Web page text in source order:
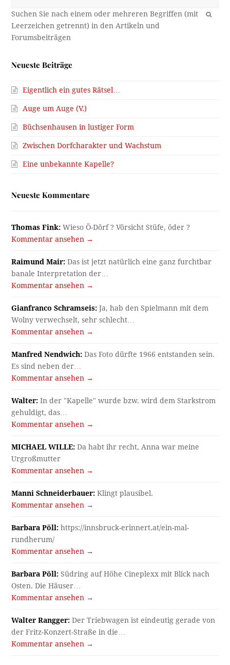
OK
Neueste Beiträge
Eigentlich ein gutes Rätsel…
Auge um Auge (V.)
Büchsenhausen in lustiger Form
Zwischen Dorfcharakter und Wachstum
Eine unbekannte Kapelle?
Neueste Kommentare
Thomas Fink: Wieso Ö-Dörf ? Vörsicht Stüfe, öder ?
Kommentar ansehen →
Raimund Mair: Das ist jetzt natürlich eine ganz furchtbar
banale Interpretation der…
Kommentar ansehen →
Gianfranco Schramseis: Ja, hab den Spielmann mit dem
Wolny verwechselt, sehr schlecht…
Kommentar ansehen →
Manfred Nendwich: Das Foto dürfte 1966 entstanden sein.
Es sind neben der…
Kommentar ansehen →
Walter: In der "Kapelle" wurde bzw. wird dem Starkstrom
gehuldigt, das…
Kommentar ansehen →
MICHAEL WILLE: Da habt ihr recht, Anna war meine
Urgroßmutter
Kommentar ansehen →
Manni Schneiderbauer: Klingt plausibel.
Kommentar ansehen →
Barbara Pöll: https://innsbruck-erinnert.at/ein-mal-
rundherum/
Kommentar ansehen →
Barbara Pöll: Südring auf Höhe Cineplexx mit Blick nach
Osten. Die Häuser…
Kommentar ansehen →
Walter Rangger: Der Triebwagen ist eindeutig gerade von
der Fritz-Konzert-Straße in die…
Kommentar ansehen →